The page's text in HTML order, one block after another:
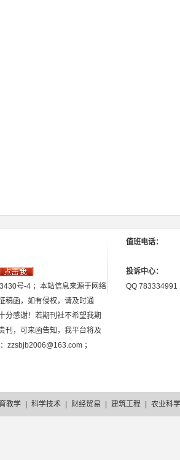
号-4 ；本站信息来源于网络
稿函，如有侵权，请及时通
分感谢！若期刊社不希望我期
刊，可来函告知，我平台将及
zzsbjb2006@163.com ；
值班电话：
投诉中心：
QQ 783334991
教学 科学技术 财经贸易 建筑工程 农业科学